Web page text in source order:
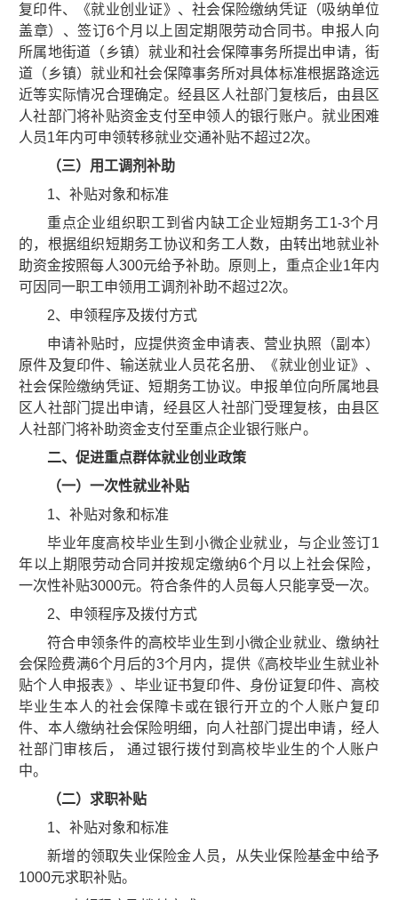
复印件、《就业创业证》、社会保险缴纳凭证（吸纳单位
盖章）、签订6个月以上固定期限劳动合同书。申报人向
所属地街道（乡镇）就业和社会保障事务所提出申请，街
道（乡镇）就业和社会保障事务所对具体标准根据路途远
近等实际情况合理确定。经县区人社部门复核后，由县区
人社部门将补贴资金支付至申领人的银行账户。就业困难
人员1年内可申领转移就业交通补贴不超过2次。
（三）用工调剂补助
1、补贴对象和标准
重点企业组织职工到省内缺工企业短期务工1-3个月
的，根据组织短期务工协议和务工人数，由转出地就业补
助资金按照每人300元给予补助。原则上，重点企业1年内
可因同一职工申领用工调剂补助不超过2次。
2、申领程序及拨付方式
申请补贴时，应提供资金申请表、营业执照（副本）
原件及复印件、输送就业人员花名册、《就业创业证》、
社会保险缴纳凭证、短期务工协议。申报单位向所属地县
区人社部门提出申请，经县区人社部门受理复核，由县区
人社部门将补助资金支付至重点企业银行账户。
二、促进重点群体就业创业政策
（一）一次性就业补贴
1、补贴对象和标准
毕业年度高校毕业生到小微企业就业，与企业签订1
年以上期限劳动合同并按规定缴纳6个月以上社会保险，
一次性补贴3000元。符合条件的人员每人只能享受一次。
2、申领程序及拨付方式
符合申领条件的高校毕业生到小微企业就业、缴纳社
会保险费满6个月后的3个月内，提供《高校毕业生就业补
贴个人申报表》、毕业证书复印件、身份证复印件、高校
毕业生本人的社会保障卡或在银行开立的个人账户复印
件、本人缴纳社会保险明细，向人社部门提出申请，经人
社部门审核后， 通过银行拨付到高校毕业生的个人账户
中。
（二）求职补贴
1、补贴对象和标准
新增的领取失业保险金人员，从失业保险基金中给予
1000元求职补贴。